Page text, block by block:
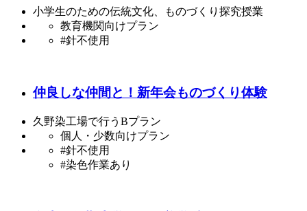
小学生のための伝統文化、ものづくり探究授業
教育機関向けプラン
#針不使用
仲良しな仲間と！新年会ものづくり体験
久野染工場で行うBプラン
個人・少数向けプラン
#針不使用
#染色作業あり